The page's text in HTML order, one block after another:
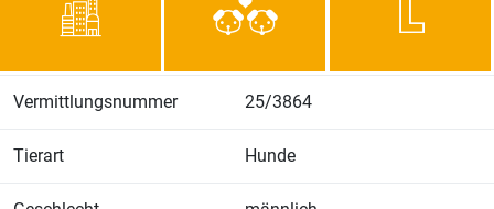
Vermittlungsnummer 25/3864
Tierart Hunde